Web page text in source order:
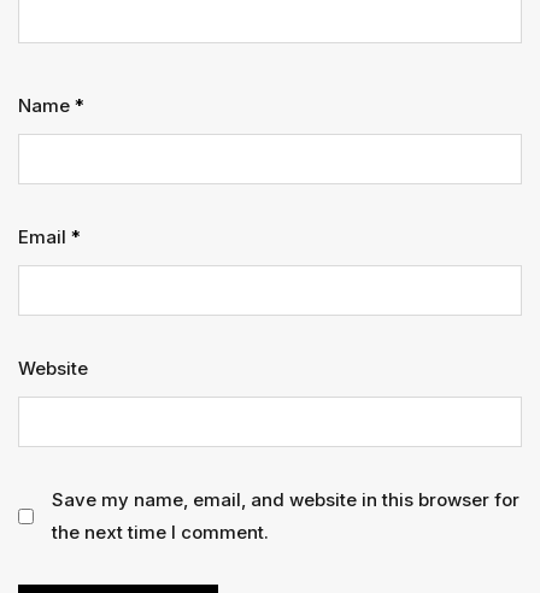
Name *
Email *
Website
Save my name, email, and website in this browser for
the next time I comment.